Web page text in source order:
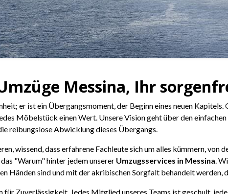
Messina, Ihr
er ist ein Übergangsmoment, der Beginn eines neuen Kapitels.
Möbelstück einen Wert. Unsere Vision geht über den
reibungslose Abwicklung dieses Übergangs.
wissend, dass erfahrene Fachleute sich um alles kümmern,
"Warum" hinter jedem unserer Umzugsservices in Messina.
Händen sind und mit der akribischen Sorgfalt behandelt werden,
für Zuverlässigkeit. Jedes Mitglied unseres Teams ist geschult,